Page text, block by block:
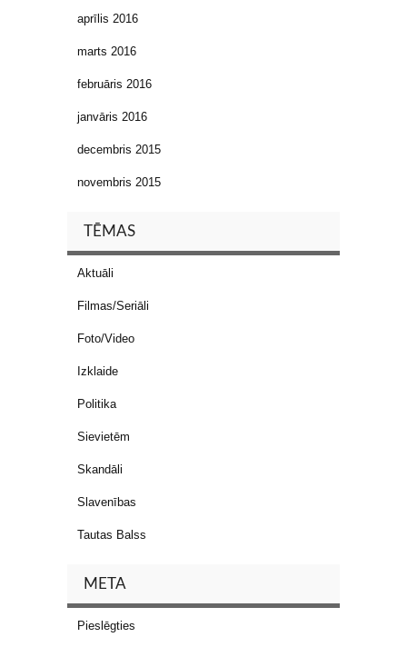
aprīlis 2016
marts 2016
februāris 2016
janvāris 2016
decembris 2015
novembris 2015
TĒMAS
Aktuāli
Filmas/Seriāli
Foto/Video
Izklaide
Politika
Sievietēm
Skandāli
Slavenības
Tautas Balss
META
Pieslēgties